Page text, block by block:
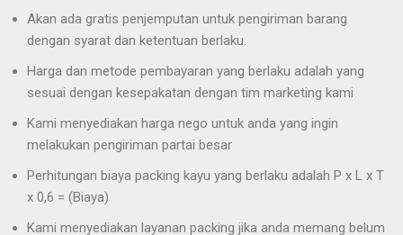
Akan ada gratis penjemputan untuk pengiriman barang
dengan syarat dan ketentuan berlaku.
Harga dan metode pembayaran yang berlaku adalah yang
sesuai dengan kesepakatan dengan tim marketing kami
Kami menyediakan harga nego untuk anda yang ingin
melakukan pengiriman partai besar
Perhitungan biaya packing kayu yang berlaku adalah P x L x T
x 0,6 = (Biaya)
Kami menyediakan layanan packing jika anda memang belum